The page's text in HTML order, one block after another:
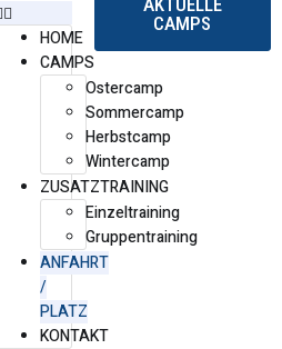
HOME
CAMPS
Ostercamp
Sommercamp
Herbstcamp
Wintercamp
ZUSATZTRAINING
Einzeltraining
Gruppentraining
ANFAHRT
/
PLATZ
KONTAKT
CAMPS